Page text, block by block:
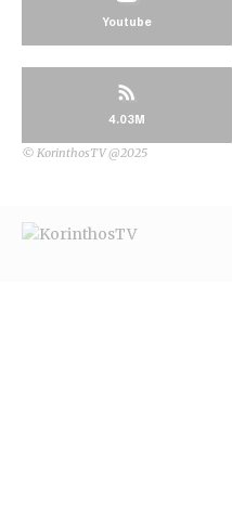
Youtube
4.03M
© KorinthosTV @2025